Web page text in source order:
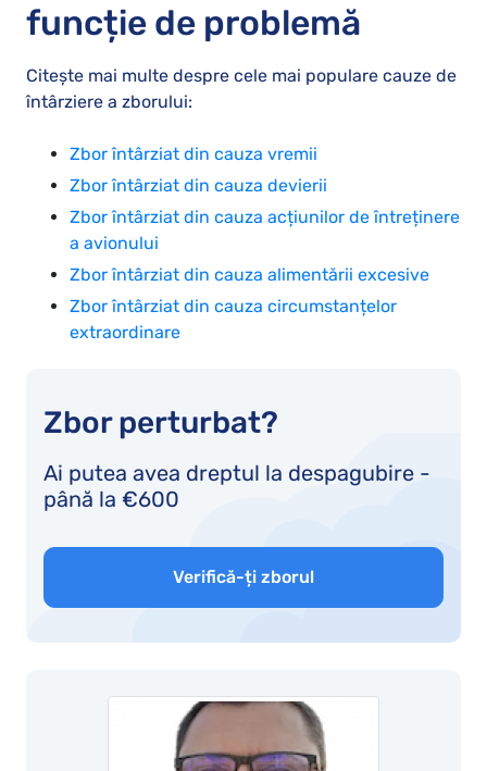
funcție de problemă
Citește mai multe despre cele mai populare cauze de
întârziere a zborului:
Zbor întârziat din cauza vremii
Zbor întârziat din cauza devierii
Zbor întârziat din cauza acțiunilor de întreținere
a avionului
Zbor întârziat din cauza alimentării excesive
Zbor întârziat din cauza circumstanțelor
extraordinare
Zbor perturbat?
Ai putea avea dreptul la despagubire -
până la €600
Verifică-ți zborul